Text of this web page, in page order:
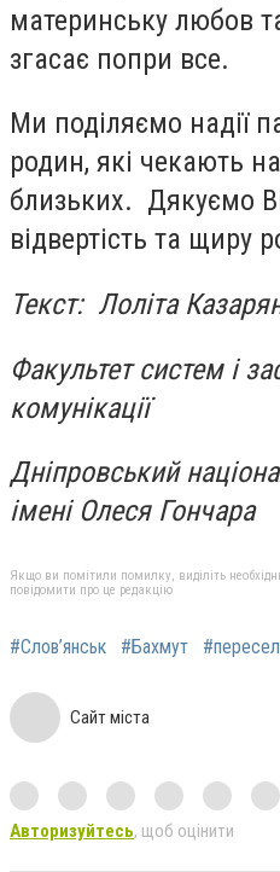
материнську любов
згасає попри все.
Ми поділяємо надії
родин, які чекають
близьких. Дякуємо
відвертість та щиру
Текст: Лоліта
Факультет систем і
комунікації
Дніпровський
імені Олеся Гончара
Якщо ви помітили помилку, виділіть
повідомити про це редакцію
#Слов’янськ #Бахмут
Сайт міста
Авторизуйтесь, щоб оцінити